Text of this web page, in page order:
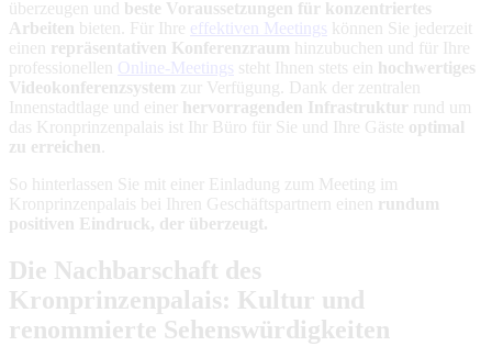
überzeugen und beste Voraussetzungen für konzentriertes
Arbeiten bieten. Für Ihre effektiven Meetings können Sie jederzeit
einen
repräsentativen Konferenzraum hinzubuchen und für Ihre
professionellen Online-Meetings steht Ihnen stets ein hochwertiges
Videokonferenzsystem zur Verfügung. Dank der zentralen
Innenstadtlage und einer
hervorragenden Infrastruktur
rund um
das Kronprinzenpalais ist Ihr Büro für Sie und Ihre Gäste optimal
zu erreichen
So hinterlassen Sie mit einer Einladung zum Meeting im
Kronprinzenpalais bei Ihren Geschäftspartnern einen
rundum
positiven Eindruck, der überzeugt.
Die Nachbarschaft des
Kronprinzenpalais: Kultur und
renommierte Sehenswürdigkeiten